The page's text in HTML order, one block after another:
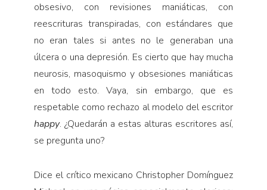
obsesivo, con revisiones maniáticas, con
reescrituras transpiradas, con estándares que
no eran tales si antes no le generaban una
úlcera o una depresión. Es cierto que hay mucha
neurosis, masoquismo y obsesiones maniáticas
en todo esto. Vaya, sin embargo, que es
respetable como rechazo al modelo del escritor
happy. ¿Quedarán a estas alturas escritores así,
se pregunta uno?
Dice el crítico mexicano Christopher Domínguez